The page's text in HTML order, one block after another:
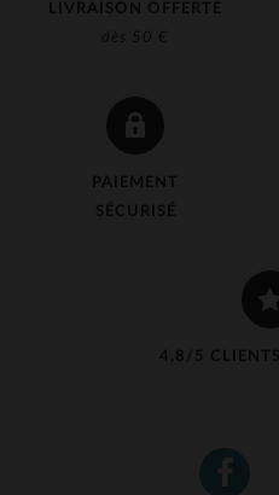
LIVRAISON OFFERTE
dès 50 €
PAIEMENT
SÉCURISÉ
4,8/5